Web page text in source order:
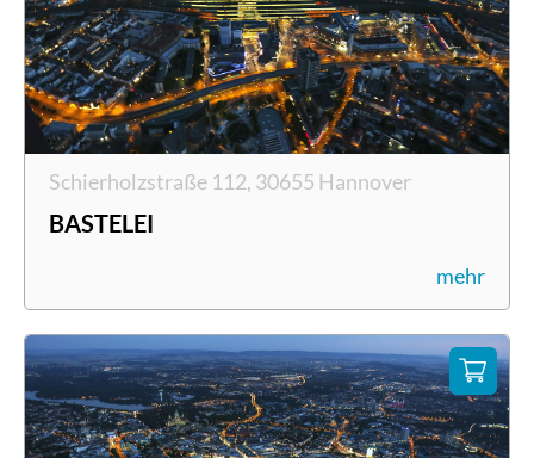
Schierholzstraße 112, 30655 Hannover
BASTELEI
mehr